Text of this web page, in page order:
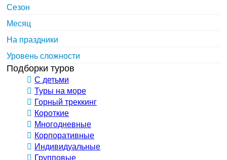
Сезон
Месяц
На праздники
Уровень сложности
Подборки туров
С детьми
Туры на море
Горный треккинг
Короткие
Многодневные
Корпоративные
Индивидуальные
Групповые